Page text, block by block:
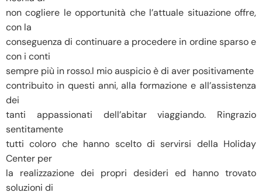
non cogliere le opportunità che l’attuale situazione offre,
con la
conseguenza di continuare a procedere in ordine sparso e
con i conti
sempre più in rosso.l mio auspicio è di aver positivamente
contribuito in questi anni, alla formazione e all’assistenza
dei
tanti appassionati dell’abitar viaggiando. Ringrazio
sentitamente
tutti coloro che hanno scelto di servirsi della Holiday
Center per
la realizzazione dei propri desideri ed hanno trovato
soluzioni di